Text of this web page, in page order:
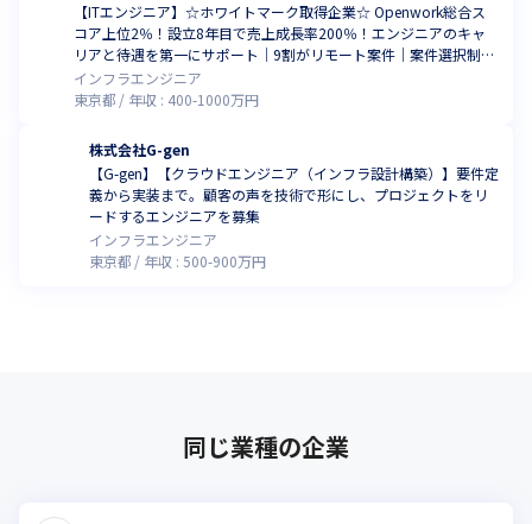
【ITエンジニア】☆ホワイトマーク取得企業☆ Openwork総合ス
コア上位2％！設立8年目で売上成長率200％！エンジニアのキャ
リアと待遇を第一にサポート｜9割がリモート案件｜案件選択制度
で成長を実感！副業OK！
インフラエンジニア
東京都
年収 : 400-1000万円
株式会社G-gen
【G-gen】【クラウドエンジニア（インフラ設計構築）】要件定
義から実装まで。顧客の声を技術で形にし、プロジェクトをリ
ードするエンジニアを募集
インフラエンジニア
東京都
年収 : 500-900万円
同じ業種の企業